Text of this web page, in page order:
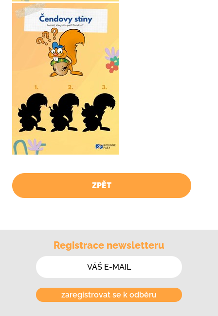
ZPĚT
Registrace newsletteru
zaregistrovat se k odběru